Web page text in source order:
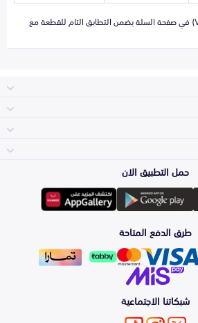
تزويدنا برقم الهيكل (VIN) في صفحة السلة يضمن التطابق التام للقطعة مع
المكائن، القيرات
وملحقاتها
الشمعات
والاصطبات (الاضاءة)
الفرامل والأقمشة
لوازم الرحلات
اكسسوارات العناية
الزيوت و السوائل
الأكثر مبيعاً
التلميع والعناية
تويوتا
هيونداي
كيا
حمل التطبيق الان
طرق الدفع المتاحة
شبكاتنا الاجتماعية